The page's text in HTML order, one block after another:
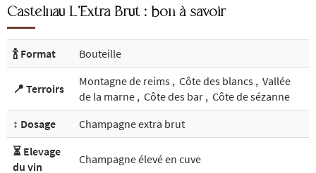
Castelnau L'Extra Brut : bon à savoir
🍾 Format Bouteille
📍 Terroirs
Montagne de reims , Côte des blancs , Vallée
de la marne , Côte des bar , Côte de sézanne
↕️ Dosage
Champagne extra brut
⏳ Elevage
du vin
Champagne élevé en cuve